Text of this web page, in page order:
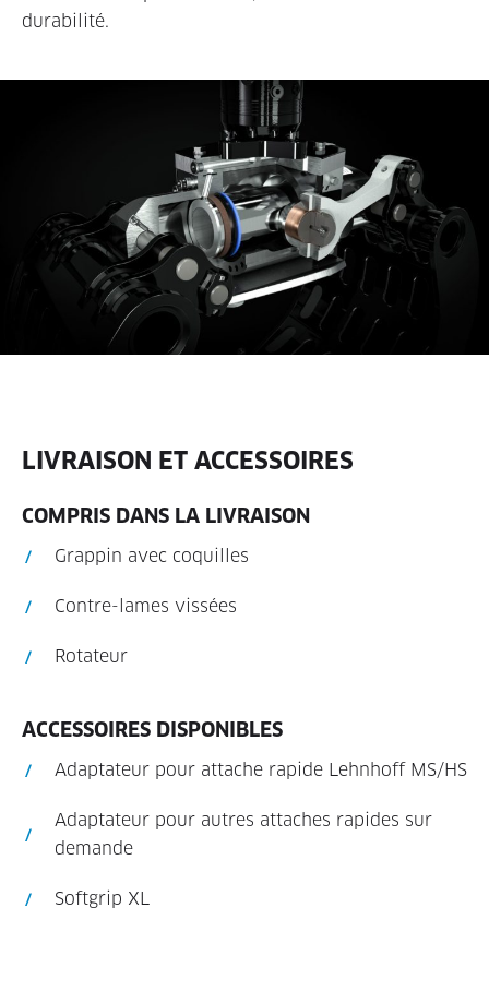
durabilité.
LIVRAISON ET ACCESSOIRES
COMPRIS DANS LA LIVRAISON
Grappin avec coquilles
Contre-lames vissées
Rotateur
ACCESSOIRES DISPONIBLES
Adaptateur pour attache rapide Lehnhoff MS/HS
Adaptateur pour autres attaches rapides sur
demande
Softgrip XL